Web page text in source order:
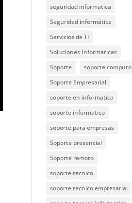
seguridad informatica
Seguridad informática
Servicios de TI
Soluciones Informáticas
Soporte
soporte computo
Soporte Empresarial
soporte en informatica
soporte informatico
soporte para empresas
Soporte presencial
Soporte remoto
soporte tecnico
soporte tecnico empresarial